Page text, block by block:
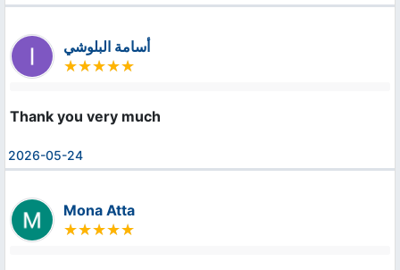
أسامة البلوشي
Thank you very much
2026-05-24
Mona Atta